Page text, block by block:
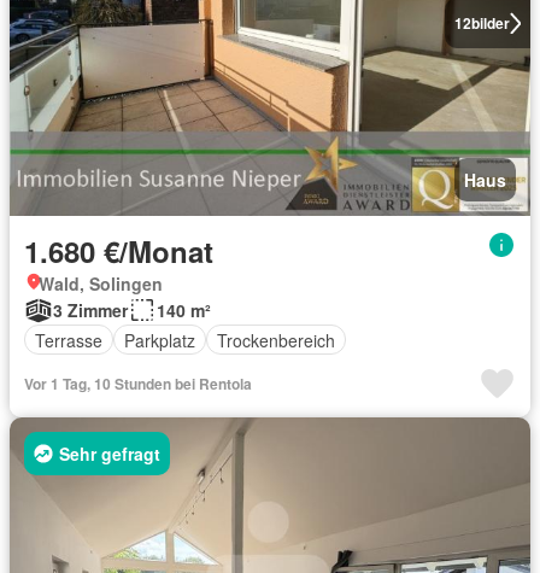
12bilder
Haus
1.680 €/Monat
Wald, Solingen
3 Zimmer
140 m²
Terrasse
Parkplatz Trockenbereich
Vor 1 Tag, 10 Stunden bei Rentola
Sehr gefragt